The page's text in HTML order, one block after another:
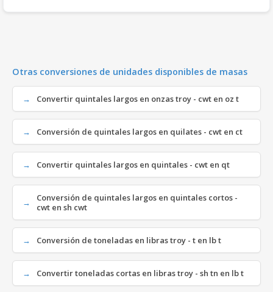
Otras conversiones de unidades disponibles de masas
Convertir quintales largos en onzas troy - cwt en oz t
Conversión de quintales largos en quilates - cwt en ct
Convertir quintales largos en quintales - cwt en qt
Conversión de quintales largos en quintales cortos -
cwt en sh cwt
Conversión de toneladas en libras troy - t en lb t
Convertir toneladas cortas en libras troy - sh tn en lb t